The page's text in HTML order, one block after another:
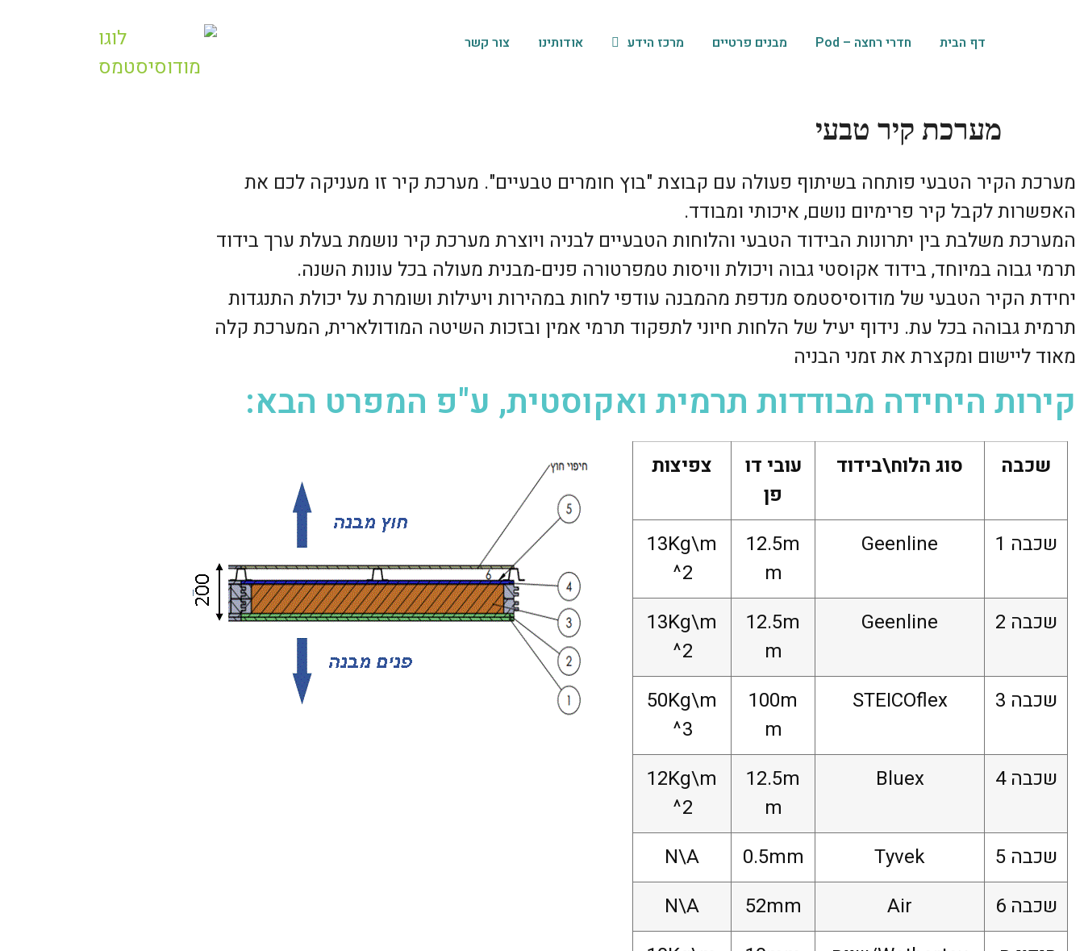
דף הבית חדרי רחצה – Pod מבנים פרטיים מרכז הידע אודותינו צור קשר
מערכת קיר טבעי
מערכת הקיר הטבעי פותחה בשיתוף פעולה עם קבוצת "בוץ חומרים טבעיים". מערכת קיר זו מעניקה לכם את
האפשרות לקבל קיר פרימיום נושם, איכותי ומבודד.
המערכת משלבת בין יתרונות הבידוד הטבעי והלוחות הטבעיים לבניה ויוצרת מערכת קיר נושמת בעלת ערך בידוד
תרמי גבוה במיוחד, בידוד אקוסטי גבוה ויכולת וויסות טמפרטורה פנים-מבנית מעולה בכל עונות השנה.
יחידת הקיר הטבעי של מודוסיסטמס מנדפת מהמבנה עודפי לחות במהירות ויעילות ושומרת על יכולת התנגדות
תרמית גבוהה בכל עת. נידוף יעיל של הלחות חיוני לתפקוד תרמי אמין ובזכות השיטה המודולארית, המערכת קלה
מאוד ליישום ומקצרת את זמני הבניה
קירות היחידה מבודדות תרמית ואקוסטית, ע"פ המפרט הבא:
שכבה סוג הלוח\בידוד
עובי דו
פן
צפיצות
שכבה 1 Geenline
12.5m
m
13Kg\m
^2
שכבה 2
Geenline
12.5m
m
13Kg\m
^2
שכבה 3
STEICOflex
100m
m
50Kg\m
^3
שכבה 4
Bluex
12.5m
m
12Kg\m
^2
שכבה 5
Tyvek
0.5mm
N\A
שכבה 6
Air
52mm
N\A